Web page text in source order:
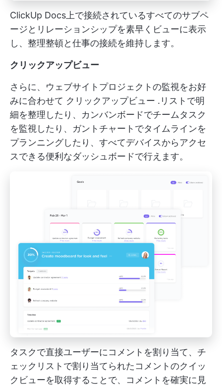
ClickUp Docs上で接続されているすべてのサブペ
ージとリレーションシップを素早くビューに表示
し、整理整頓と仕事の接続を維持します。
クリックアップビュー
さらに、ウェブサイトプロジェクトの監視をお好
みに合わせて クリックアップビュー .リストで明
細を整理したり、カンバンボードでチームタスク
を監視したり、ガントチャートでタイムラインを
プランニングしたり、すべてデバイスからアクセ
スできる便利なダッシュボードで行えます。
タスクで直接ユーザーにコメントを割り当て、チ
ェックリストで割り当てられたコメントのクイッ
クビューを取得することで、コメントを確実に見